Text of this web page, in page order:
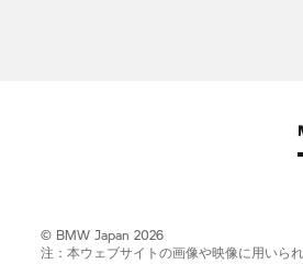
© BMW Japan 2026
注：本ウェブサイトの画像や映像に用いら